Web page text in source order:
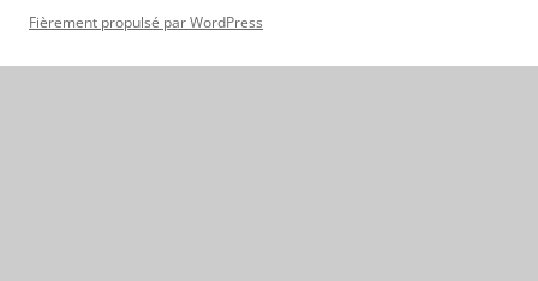
Fièrement propulsé par WordPress